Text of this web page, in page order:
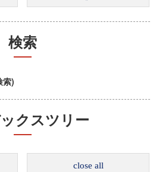
検索
索)
クスツリー
close all